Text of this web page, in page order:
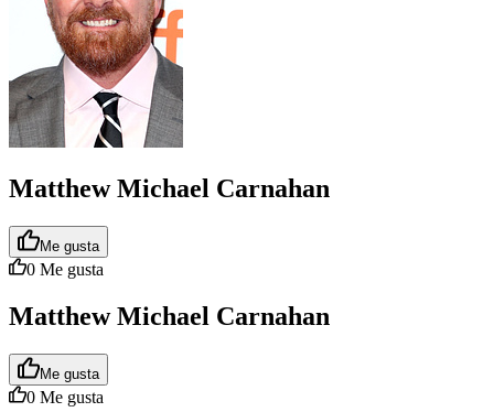
Matthew Michael Carnahan
Me gusta
0 Me gusta
Matthew Michael Carnahan
Me gusta
0 Me gusta